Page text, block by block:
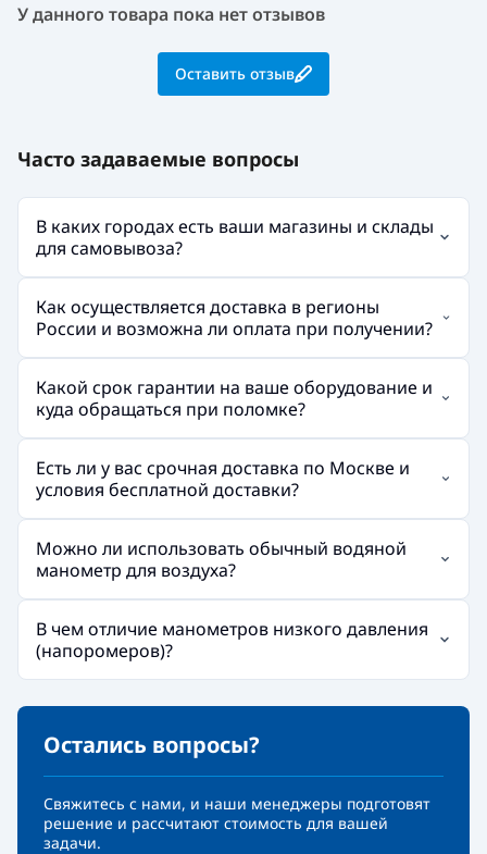
У данного товара пока нет отзывов
Оставить отзыв
Часто задаваемые вопросы
В каких городах есть ваши магазины и склады
для самовывоза?
Как осуществляется доставка в регионы
России и возможна ли оплата при получении?
Какой срок гарантии на ваше оборудование и
куда обращаться при поломке?
Есть ли у вас срочная доставка по Москве и
условия бесплатной доставки?
Можно ли использовать обычный водяной
манометр для воздуха?
В чем отличие манометров низкого давления
(напоромеров)?
Остались вопросы?
Свяжитесь с нами, и наши менеджеры подготовят
решение и рассчитают стоимость для вашей
задачи.